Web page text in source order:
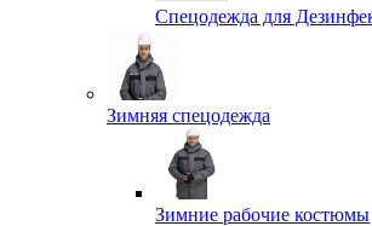
Спецодежда для
Зимняя спецодежда
Зимние рабочие костюмы